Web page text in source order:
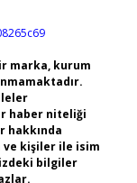
marka, kurum
haber niteliği
hakkında
ve kişiler ile isim
bilgiler